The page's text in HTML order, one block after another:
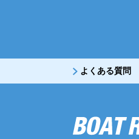
よくある質問